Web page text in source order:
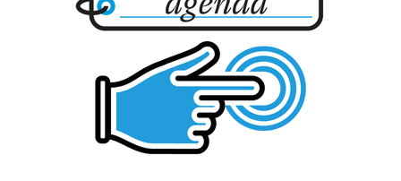
Lortu zure datu pertsonalak prozesatzeko moduari
buruzko informazio gehiago eta ezarri zure lehentasunak
datuen atalean. Edozein unetan alda edo ken dezakezu
zure baimena Cookieen adierazpenean.
Webgune honek cookie propioak eta hirugarrenen cookie-
fitxategiak erabiltzen ditu. Zure esperientzia eta